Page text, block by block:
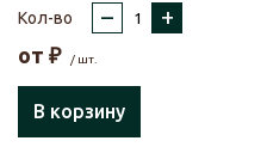
Кол-во – +
от ₽ / шт.
В корзину